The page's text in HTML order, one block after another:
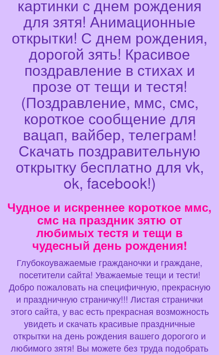
картинки с днем рождения
для зятя! Анимационные
открытки! С днем рождения,
дорогой зять! Красивое
поздравление в стихах и
прозе от тещи и тестя!
(Поздравление, ммс, смс,
короткое сообщение для
вацап, вайбер, телеграм!
Скачать поздравительную
открытку бесплатно для vk,
ok, facebook!)
Чудное и искреннее короткое ммс,
смс на праздник зятю от
любимых тестя и тещи в
чудесный день рождения!
Глубокоуважаемые гражданочки и граждане,
посетители сайта! Уважаемые тещи и тести!
Добро пожаловать на специфичную, прекрасную
и праздничную страничку!!! Листая странички
этого сайта, у вас есть прекрасная возможность
увидеть и скачать красивые праздничные
открытки на день рождения вашего дорогого и
любимого зятя! Вы можете без труда подобрать